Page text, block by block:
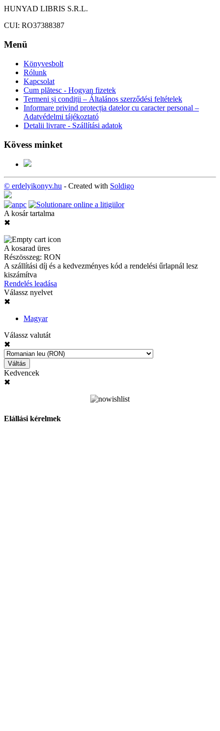
HUNYAD LIBRIS S.R.L.
CUI: RO37388387
Menü
Könyvesbolt
Rólunk
Kapcsolat
Cum plătesc - Hogyan fizetek
Termeni și condiții – Általános szerződési feltételek
Informare privind protecția datelor cu caracter personal –
Adatvédelmi tájékoztató
Detalii livrare - Szállítási adatok
Kövess minket
© erdelyikonyv.hu - Created with Soldigo
A kosár tartalma
✖
A kosarad üres
Részösszeg: RON
A szállítási díj és a kedvezményes kód a rendelési űrlapnál lesz
kiszámítva
Rendelés leadása
Válassz nyelvet
✖
Magyar
Válassz valutát
✖
Váltás
Kedvencek
✖
Elállási kérelmek